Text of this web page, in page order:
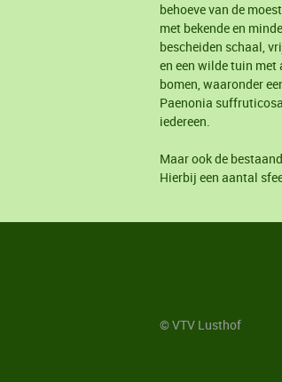
behoeve van de
met bekende en
bescheiden schaal,
en een wilde tuin
bomen, waaronder
Paenonia
iedereen.
Maar ook de
Hierbij een aantal
© VTV Lusthof